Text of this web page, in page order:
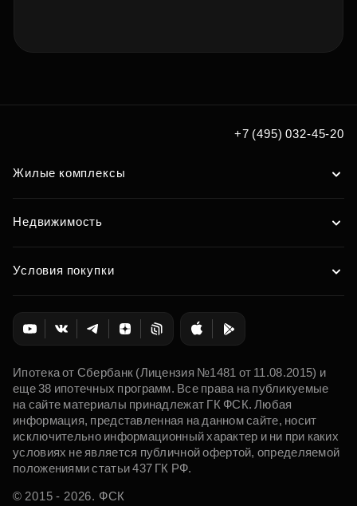
+7 (495) 032-45-20
Жилые комплексы
Недвижимость
Условия покупки
Ипотека от Сбербанк (Лицензия №1481 от 11.08.2015) и
еще 38 ипотечных программ. Все права на публикуемые
на сайте материалы принадлежат ГК ФСК. Любая
информация, представленная на данном сайте, носит
исключительно информационный характер и ни при каких
условиях не является публичной офертой, определяемой
положениями статьи 437 ГК РФ.
© 2015 - 2026. ФСК